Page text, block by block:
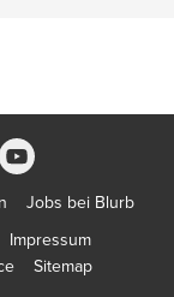
Jobs bei Blurb
Impressum
Sitemap